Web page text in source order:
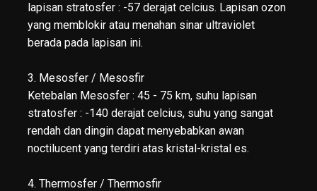
lapisan stratosfer : -57 derajat celcius. Lapisan ozon
yang memblokir atau menahan sinar ultraviolet
berada pada lapisan ini.
3. Mesosfer / Mesosfir
Ketebalan Mesosfer : 45 - 75 km, suhu lapisan
stratosfer : -140 derajat celcius, suhu yang sangat
rendah dan dingin dapat menyebabkan awan
noctilucent yang terdiri atas kristal-kristal es.
4. Thermosfer / Thermosfir